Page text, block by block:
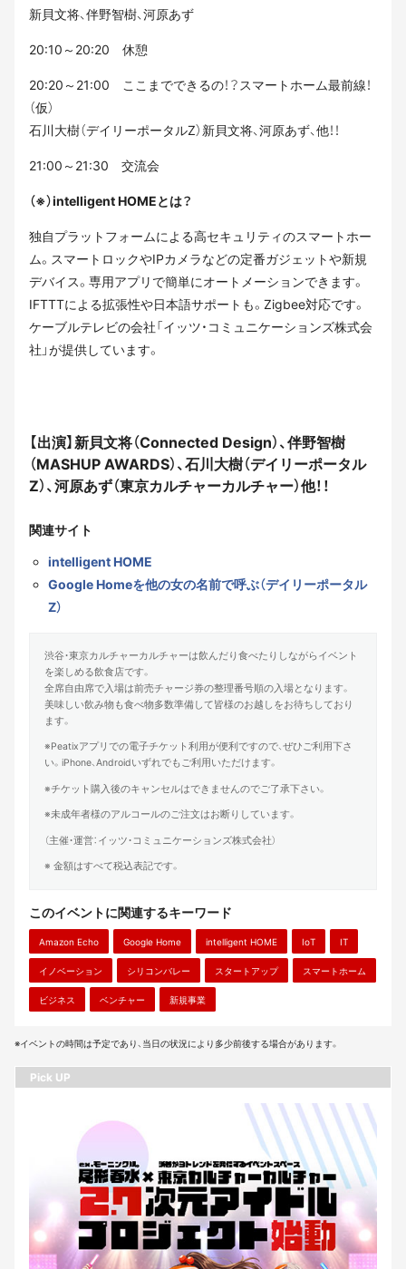
新貝文将、伴野智樹、河原あず
20:10～20:20 休憩
20:20～21:00 ここまでできるの！？スマートホーム最前線！
（仮）
石川大樹（デイリーポータルZ）新貝文将、河原あず、他！！
21:00～21:30 交流会
（※）intelligent HOMEとは？
独自プラットフォームによる高セキュリティのスマートホー
ム。スマートロックやIPカメラなどの定番ガジェットや新規
デバイス。専用アプリで簡単にオートメーションできます。
IFTTTによる拡張性や日本語サポートも。Zigbee対応です。
ケーブルテレビの会社「イッツ・コミュニケーションズ株式会
社」が提供しています。
【出演】新貝文将（Connected Design）、伴野智樹
（MASHUP AWARDS）、石川大樹（デイリーポータル
Z）、河原あず（東京カルチャーカルチャー）他！！
関連サイト
intelligent HOME
Google Homeを他の女の名前で呼ぶ（デイリーポータル
Z）
渋谷・東京カルチャーカルチャーは飲んだり食べたりしながらイベント
を楽しめる飲食店です。
全席自由席で入場は前売チャージ券の整理番号順の入場となります。
美味しい飲み物も食べ物多数準備して皆様のお越しをお待ちしており
ます。
※Peatixアプリでの電子チケット利用が便利ですので、ぜひご利用下さ
い。iPhone、Androidいずれでもご利用いただけます。
※チケット購入後のキャンセルはできませんのでご了承下さい。
※未成年者様のアルコールのご注文はお断りしています。
（主催・運営：イッツ・コミュニケーションズ株式会社）
※ 金額はすべて税込表記です。
このイベントに関連するキーワード
Amazon Echo Google Home intelligent HOME IoT IT
イノベーション シリコンバレー スタートアップ スマートホーム
ビジネス ベンチャー 新規事業
※イベントの時間は予定であり、当日の状況により多少前後する場合があります。
Pick UP